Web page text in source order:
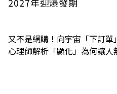
又不是網購！向宇宙「下訂單
心理師解析「顯化」為何讓人